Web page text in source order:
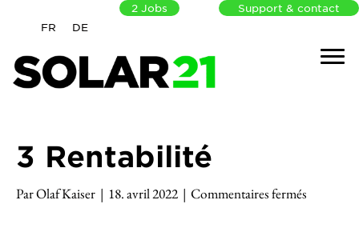
FR DE
2Jobs Support & contact
3 Rentabilité
ParOlaf Kaiser | 18. avril 2022 | Commentaires fermés